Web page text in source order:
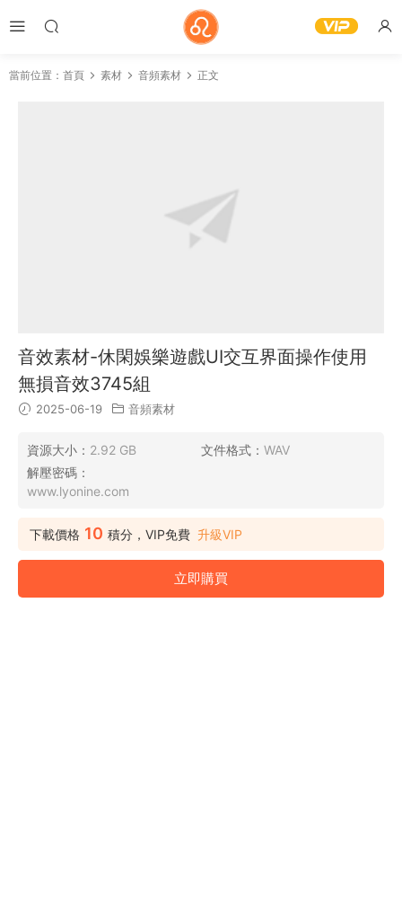
當前位置： 首頁 素材 音頻素材 正文
音效素材-休閑娛樂遊戲UI交互界面操作使用
無損音效3745組
2025-06-19 音頻素材
資源大小： 2.92 GB 文件格式： WAV
解壓密碼：
www.lyonine.com
下載價格 10 積分，VIP免費 升級VIP
立即購買